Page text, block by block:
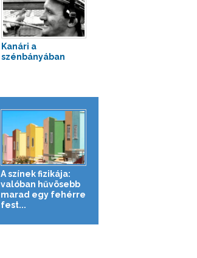
Kanári a
szénbányában
A színek fizikája:
valóban hűvösebb
marad egy fehérre
fest...